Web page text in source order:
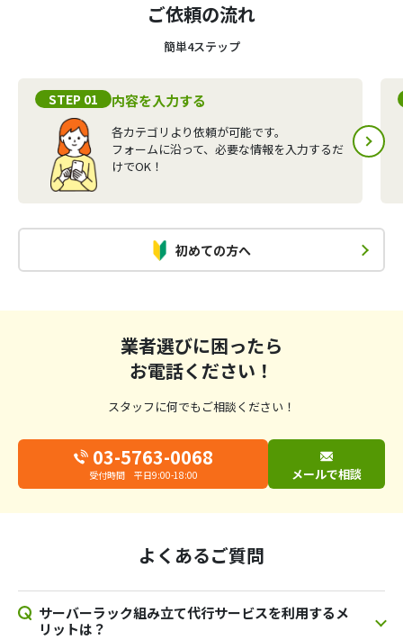
ご依頼の流れ
簡単4ステップ
STEP 01 内容を入力する
各カテゴリより依頼が可能です。
フォームに沿って、必要な情報を入力するだ
けでOK！
初めての方へ
業者選びに困ったら
お電話ください！
スタッフに何でもご相談ください！
03-5763-0068
受付時間 平日9:00-18:00 メールで相談
よくあるご質問
サーバーラック組み立て代行サービスを利用するメ
リットは？